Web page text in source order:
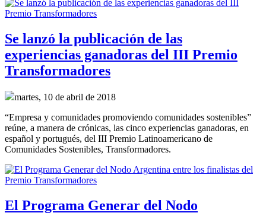
Se lanzó la publicación de las
experiencias ganadoras del III Premio
Transformadores
martes, 10 de abril de 2018
“Empresa y comunidades promoviendo comunidades sostenibles”
reúne, a manera de crónicas, las cinco experiencias ganadoras, en
español y portugués, del III Premio Latinoamericano de
Comunidades Sostenibles, Transformadores.
El Programa Generar del Nodo